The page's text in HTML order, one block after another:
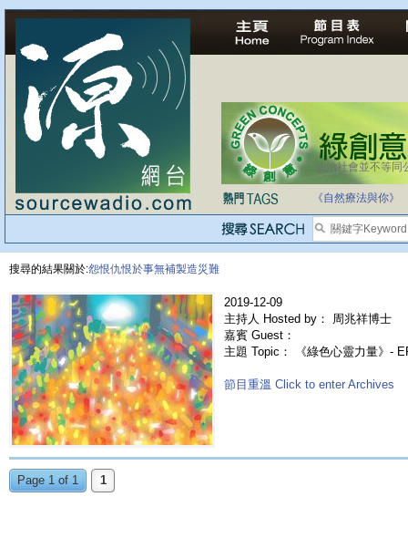
法治社會並不等同
《自然療法與你》
搜尋的結果關於:怨恨仇恨於事無補製造災難
2019-12-09
主持人 Hosted by： 周兆祥博士
嘉賓 Guest：
主題 Topic： 《綠色心靈力量》-
節目重溫 Click to enter Archives
Page 1 of 1 1